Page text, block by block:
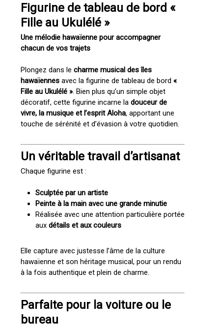
Figurine de tableau de bord «
Fille au Ukulélé »
Une mélodie hawaïenne pour accompagner
chacun de vos trajets
Plongez dans le charme musical des îles
hawaïennesavec la figurine de tableau de bord «
Fille au Ukulélé ». Bien plus qu’un simple objet
décoratif, cette figurine incarne la douceur de
vivre, la musique et l’esprit Aloha, apportant une
touche de sérénité et d’évasion à votre quotidien.
Un véritable travail d’artisanat
Chaque figurine est :
Sculptée par un artiste
Peinte à la main avec une grande minutie
Réalisée avec une attention particulière portée
aux détails et aux couleurs
Elle capture avec justesse l’âme de la culture
hawaïenne et son héritage musical, pour un rendu
à la fois authentique et plein de charme.
Parfaite pour la voiture ou le
bureau